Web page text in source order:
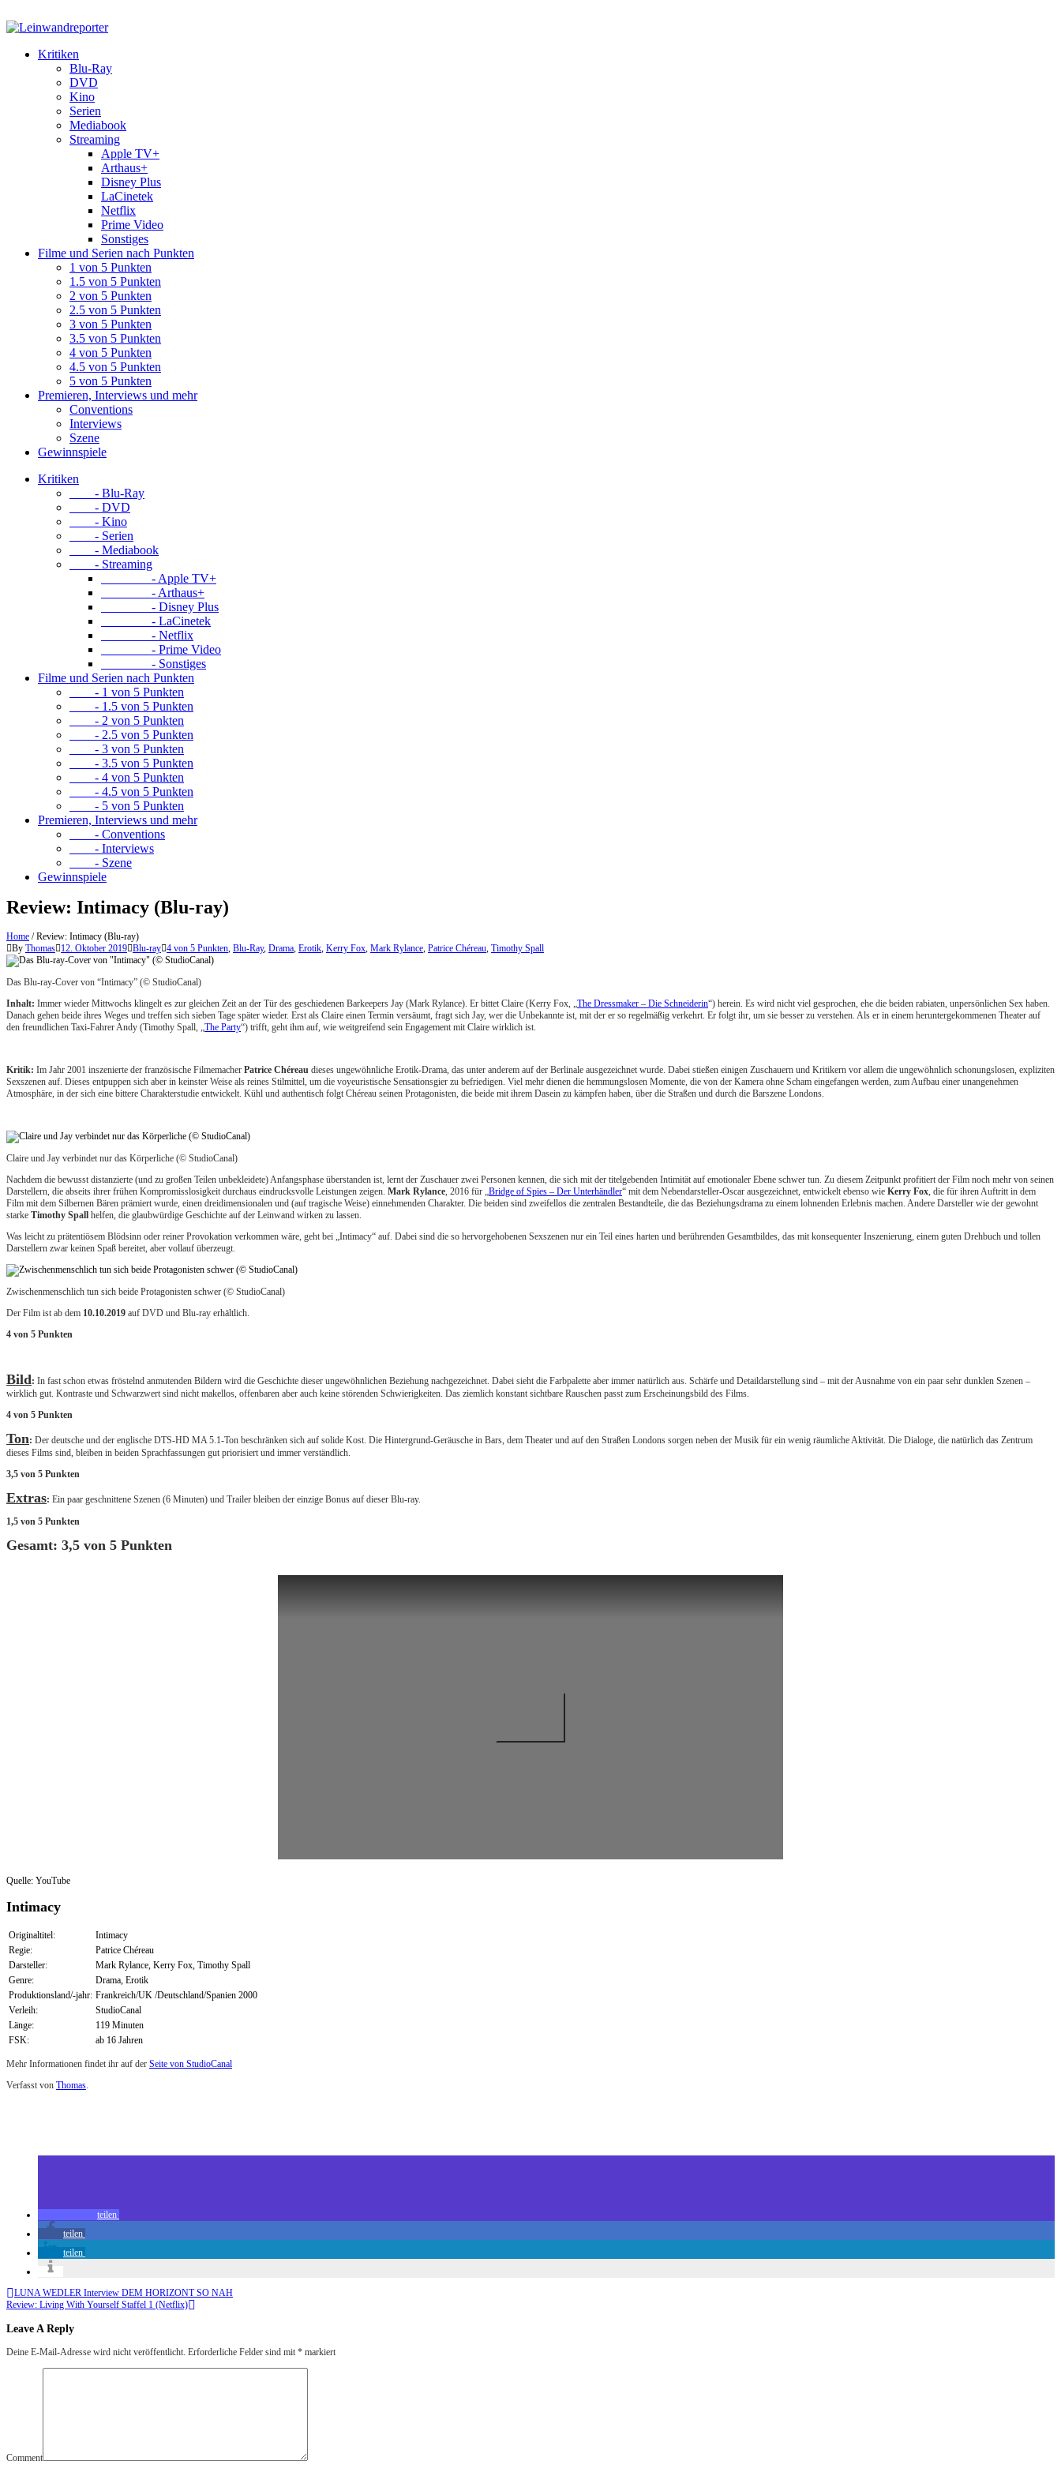
Kritiken
Blu-Ray
DVD
Kino
Serien
Mediabook
Streaming
Apple TV+
Arthaus+
Disney Plus
LaCinetek
Netflix
Prime Video
Sonstiges
Filme und Serien nach Punkten
1 von 5 Punkten
1.5 von 5 Punkten
2 von 5 Punkten
2.5 von 5 Punkten
3 von 5 Punkten
3.5 von 5 Punkten
4 von 5 Punkten
4.5 von 5 Punkten
5 von 5 Punkten
Premieren, Interviews und mehr
Conventions
Interviews
Szene
Gewinnspiele
Kritiken
- Blu-Ray
- DVD
- Kino
- Serien
- Mediabook
- Streaming
- Apple TV+
- Arthaus+
- Disney Plus
- LaCinetek
- Netflix
- Prime Video
- Sonstiges
Filme und Serien nach Punkten
- 1 von 5 Punkten
- 1.5 von 5 Punkten
- 2 von 5 Punkten
- 2.5 von 5 Punkten
- 3 von 5 Punkten
- 3.5 von 5 Punkten
- 4 von 5 Punkten
- 4.5 von 5 Punkten
- 5 von 5 Punkten
Premieren, Interviews und mehr
- Conventions
- Interviews
- Szene
Gewinnspiele
Review: Intimacy (Blu-ray)
Home /Review: Intimacy (Blu-ray)
By Thomas 12. Oktober 2019 Blu-ray 4 von 5 Punkten, Blu-Ray, Drama, Erotik, Kerry Fox, Mark Rylance, Patrice Chéreau, Timothy Spall
Das Blu-ray-Cover von “Intimacy” (© StudioCanal)
Inhalt: Immer wieder Mittwochs klingelt es zur gleichen Zeit an der Tür des geschiedenen Barkeepers Jay (Mark Rylance). Er bittet Claire (Kerry Fox, „The Dressmaker – Die Schneiderin“) herein. Es wird nicht viel gesprochen, ehe die beiden rabiaten, unpersönlichen Sex haben.
Danach gehen beide ihres Weges und treffen sich sieben Tage später wieder. Erst als Claire einen Termin versäumt, fragt sich Jay, wer die Unbekannte ist, mit der er so regelmäßig verkehrt. Er folgt ihr, um sie besser zu verstehen. Als er in einem heruntergekommenen Theater auf
den freundlichen Taxi-Fahrer Andy (Timothy Spall, „The Party“) trifft, geht ihm auf, wie weitgreifend sein Engagement mit Claire wirklich ist.
Kritik: Im Jahr 2001 inszenierte der französische Filmemacher Patrice Chéreau dieses ungewöhnliche Erotik-Drama, das unter anderem auf der Berlinale ausgezeichnet wurde. Dabei stießen einigen Zuschauern und Kritikern vor allem die ungewöhnlich schonungslosen, expliziten
Sexszenen auf. Dieses entpuppen sich aber in keinster Weise als reines Stilmittel, um die voyeuristische Sensationsgier zu befriedigen. Viel mehr dienen die hemmungslosen Momente, die von der Kamera ohne Scham eingefangen werden, zum Aufbau einer unangenehmen
Atmosphäre, in der sich eine bittere Charakterstudie entwickelt. Kühl und authentisch folgt Chéreau seinen Protagonisten, die beide mit ihrem Dasein zu kämpfen haben, über die Straßen und durch die Barszene Londons.
Claire und Jay verbindet nur das Körperliche (© StudioCanal)
Nachdem die bewusst distanzierte (und zu großen Teilen unbekleidete) Anfangsphase überstanden ist, lernt der Zuschauer zwei Personen kennen, die sich mit der titelgebenden Intimität auf emotionaler Ebene schwer tun. Zu diesem Zeitpunkt profitiert der Film noch mehr von seinen
Darstellern, die abseits ihrer frühen Kompromisslosigkeit durchaus eindrucksvolle Leistungen zeigen. Mark Rylance, 2016 für „Bridge of Spies – Der Unterhändler“ mit dem Nebendarsteller-Oscar ausgezeichnet, entwickelt ebenso wie Kerry Fox, die für ihren Auftritt in dem
Film mit dem Silbernen Bären prämiert wurde, einen dreidimensionalen und (auf tragische Weise) einnehmenden Charakter. Die beiden sind zweifellos die zentralen Bestandteile, die das Beziehungsdrama zu einem lohnenden Erlebnis machen. Andere Darsteller wie der gewohnt
starke Timothy Spall helfen, die glaubwürdige Geschichte auf der Leinwand wirken zu lassen.
Was leicht zu prätentiösem Blödsinn oder reiner Provokation verkommen wäre, geht bei „Intimacy“ auf. Dabei sind die so hervorgehobenen Sexszenen nur ein Teil eines harten und berührenden Gesamtbildes, das mit konsequenter Inszenierung, einem guten Drehbuch und tollen
Darstellern zwar keinen Spaß bereitet, aber vollauf überzeugt.
Zwischenmenschlich tun sich beide Protagonisten schwer (© StudioCanal)
Der Film ist ab dem 10.10.2019 auf DVD und Blu-ray erhältlich.
4 von 5 Punkten
Bild: In fast schon etwas fröstelnd anmutenden Bildern wird die Geschichte dieser ungewöhnlichen Beziehung nachgezeichnet. Dabei sieht die Farbpalette aber immer natürlich aus. Schärfe und Detaildarstellung sind – mit der Ausnahme von ein paar sehr dunklen Szenen –
wirklich gut. Kontraste und Schwarzwert sind nicht makellos, offenbaren aber auch keine störenden Schwierigkeiten. Das ziemlich konstant sichtbare Rauschen passt zum Erscheinungsbild des Films.
4 von 5 Punkten
Ton: Der deutsche und der englische DTS-HD MA 5.1-Ton beschränken sich auf solide Kost. Die Hintergrund-Geräusche in Bars, dem Theater und auf den Straßen Londons sorgen neben der Musik für ein wenig räumliche Aktivität. Die Dialoge, die natürlich das Zentrum
dieses Films sind, bleiben in beiden Sprachfassungen gut priorisiert und immer verständlich.
3,5 von 5 Punkten
Extras: Ein paar geschnittene Szenen (6 Minuten) und Trailer bleiben der einzige Bonus auf dieser Blu-ray.
1,5 von 5 Punkten
Gesamt: 3,5 von 5 Punkten
Quelle: YouTube
Intimacy
Originaltitel:
Intimacy
Regie:
Patrice Chéreau
Darsteller:
Mark Rylance, Kerry Fox, Timothy Spall
Genre:
Drama, Erotik
Produktionsland/-jahr: Frankreich/UK /Deutschland/Spanien 2000
Verleih:
StudioCanal
Länge:
119 Minuten
FSK:
ab 16 Jahren
Mehr Informationen findet ihr auf der Seite von StudioCanal
Verfasst von Thomas.
teilen
teilen
teilen
LUNA WEDLER Interview DEM HORIZONT SO NAH
Review: Living With Yourself Staffel 1 (Netflix)
Leave A Reply
Deine E-Mail-Adresse wird nicht veröffentlicht. Erforderliche Felder sind mit * markiert
Comment